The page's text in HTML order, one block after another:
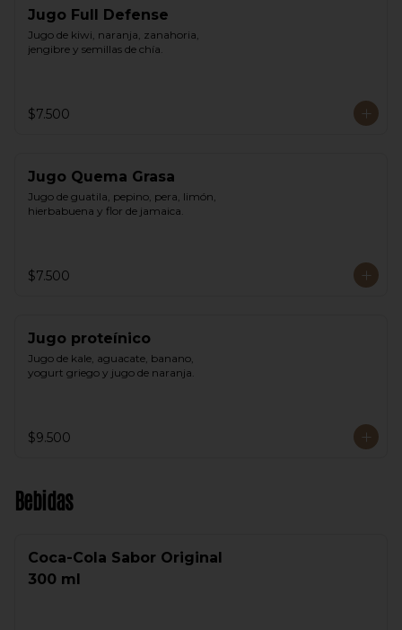
Jugo Full Defense
Jugo de kiwi, naranja, zanahoria,
jengibre y semillas de chía.
$7.500
Jugo Quema Grasa
Jugo de guatila, pepino, pera, limón,
hierbabuena y flor de jamaica.
$7.500
Jugo proteínico
Jugo de kale, aguacate, banano,
yogurt griego y jugo de naranja.
$9.500
Bebidas
Coca-Cola Sabor Original
300 ml